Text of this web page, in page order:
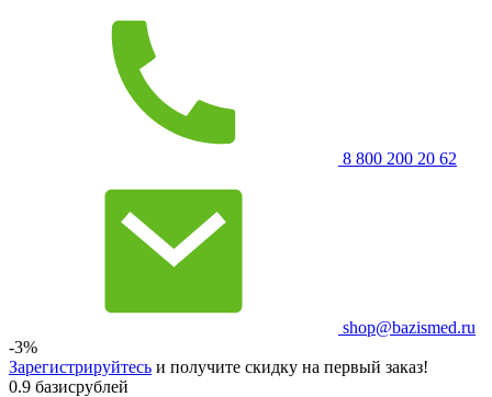
8 800 200 20 62
shop@bazismed.ru
-3%
Зарегистрируйтесь и получите скидку на первый заказ!
0.9 базисрублей